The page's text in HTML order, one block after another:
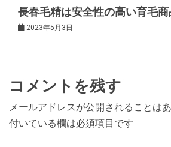
長春毛精は安全性の高い育毛商
2023年5月3日
コメントを残す
メールアドレスが公開されることはあ
付いている欄は必須項目です